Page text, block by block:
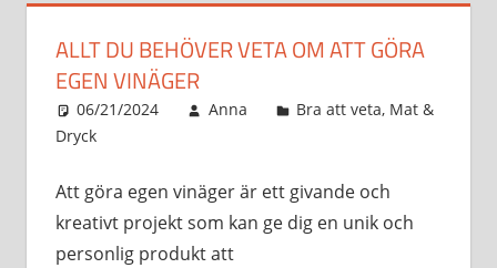
ALLT DU BEHÖVER VETA OM ATT GÖRA
EGEN VINÄGER
06/21/2024 Anna Bra att veta, Mat &
Dryck
Att göra egen vinäger är ett givande och
kreativt projekt som kan ge dig en unik och
personlig produkt att